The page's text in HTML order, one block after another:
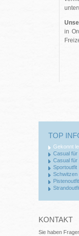
in
TOP
Gekonnt
Casual für
Casual für
Sportoutfit
Schwitzen
Pistenoutfit
KONTAKT
Sie haben